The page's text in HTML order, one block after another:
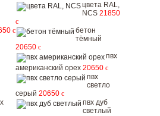
цвета RAL,
NCS 21850
c
c
бетон
тёмный
20650 c
пвх
американский орех 20650 c
пвх
светло
серый 20650 c
пвх дуб
светлый